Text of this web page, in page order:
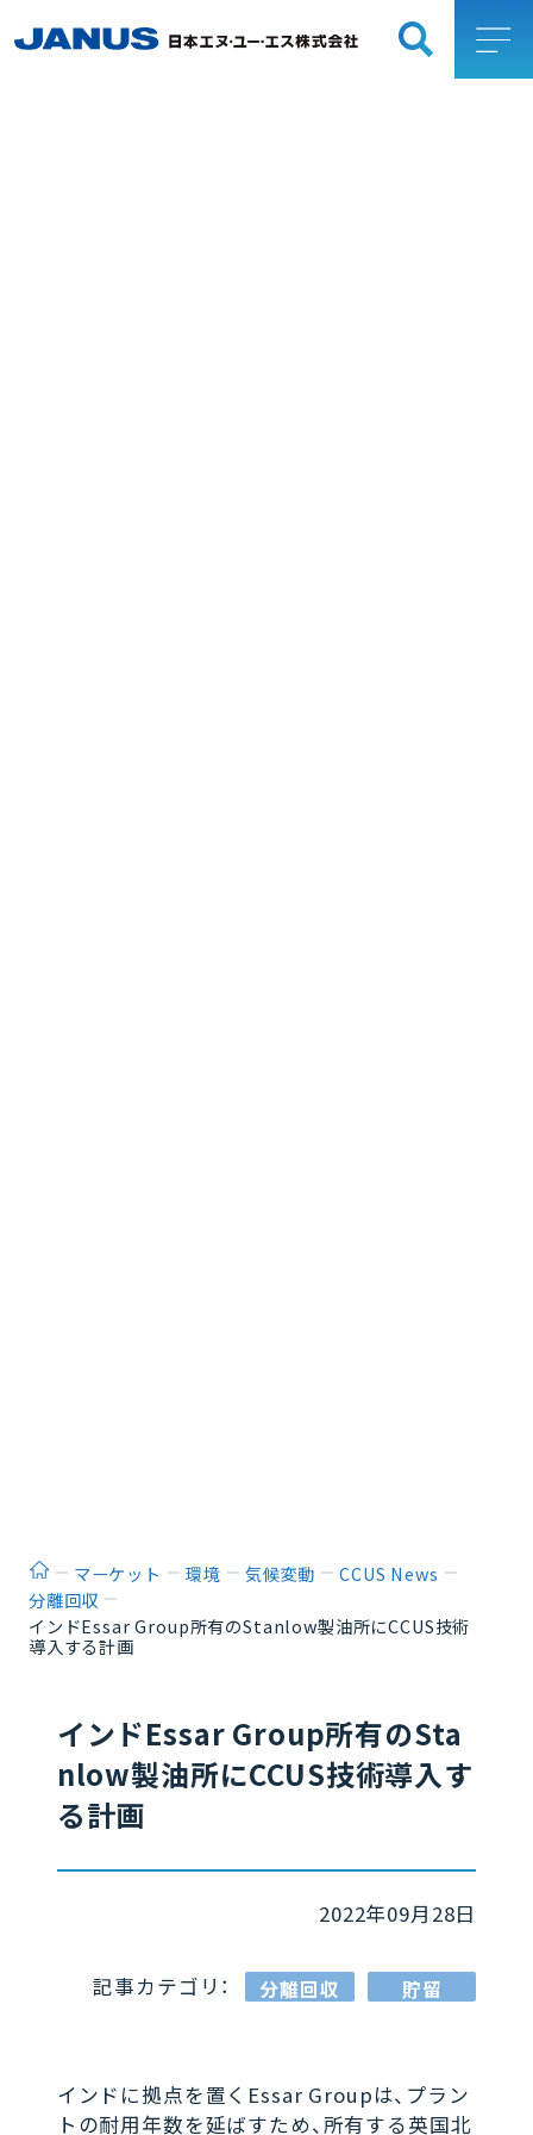
ホームマーケット 環境 気候変動
CCUS News
分離回収
インドEssar Group所有のStanlow製油所にCCUS技術
導入する計画
インドEssar Group所有のSta
nlow製油所にCCUS技術導入す
る計画
2022年09月28日
記事カテゴリ： 分離回収 貯留
インドに拠点を置くEssar Groupは、プラン
トの耐用年数を延ばすため、所有する英国北